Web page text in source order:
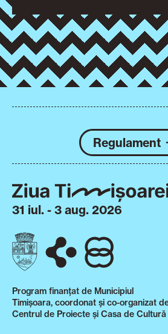
Regulament
31 iul. - 3 aug. 2026
Program finanțat de Municipiul
Timișoara, coordonat și co-organizat
Centrul de Proiecte și Casa de Cultură